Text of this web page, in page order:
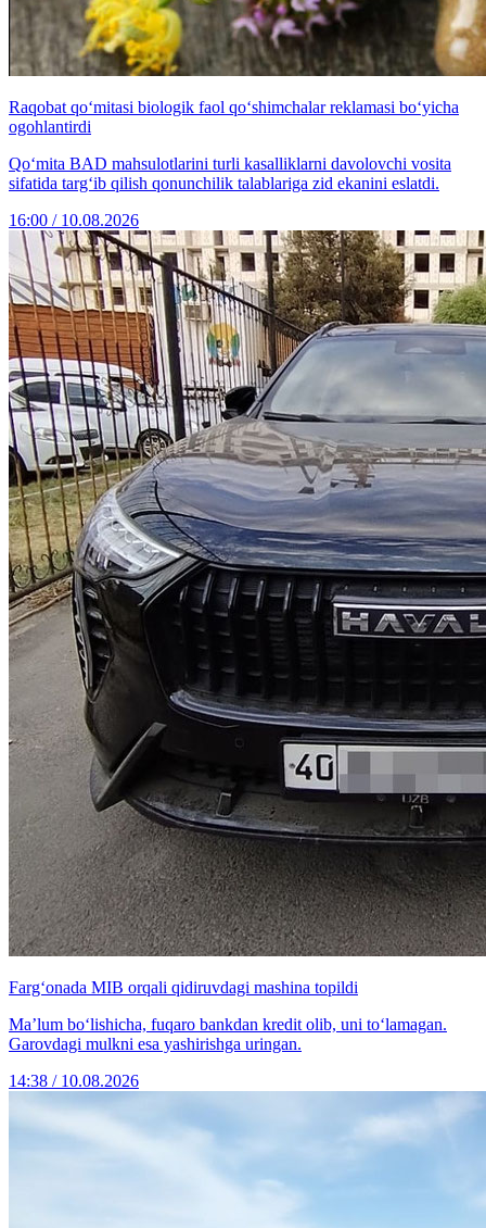
Raqobat qo‘mitasi biologik faol qo‘shimchalar reklamasi bo‘yicha
ogohlantirdi
Qo‘mita BАD mahsulotlarini turli kasalliklarni davolovchi vosita
sifatida targ‘ib qilish qonunchilik talablariga zid ekanini eslatdi.
16:00 / 10.08.2026
Farg‘onada MIB orqali qidiruvdagi mashina topildi
Maʼlum bo‘lishicha, fuqaro bankdan kredit olib, uni to‘lamagan.
Garovdagi mulkni esa yashirishga uringan.
14:38 / 10.08.2026